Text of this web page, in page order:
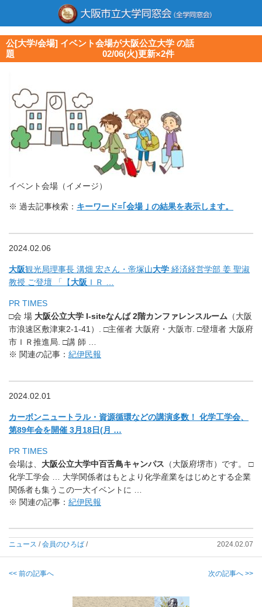
公[大学/会場] イベント会場が大阪公立大学 の話
題 02/06(火)更新×2件
イベント会場（イメージ）
※ 過去記事検索： キーワード=｢会場 ｣ の結果を表示します。
2024.02.06
大阪観光局理事長 溝畑 宏さん・帝塚山大学 経済経営学部 姜 聖淑
教授 ご登壇 「【大阪 ＩＲ …
PR TIMES
□会 場 大阪公立大学 I-siteなんば 2階カンファレンスルーム （大阪
市浪速区敷津東2-1-41）. □主催者 大阪府・大阪市. □登壇者 大阪府
市ＩＲ推進局. □講 師 …
※ 関連の記事： 紀伊民報
2024.02.01
カーボンニュートラル・資源循環などの講演多数！ 化学工学会、
第89年会を開催 3月18日(月 …
PR TIMES
会場は、 大阪公立大学中百舌鳥キャンパス （大阪府堺市）です。 □
化学工学会 … 大学関係者はもとより化学産業をはじめとする企業
関係者も集うこ の一大イベントに …
※ 関連の記事： 紀伊民報
ニュース /会員のひろば / 2024.02.07
<< 前の記事へ 次の記事へ >>